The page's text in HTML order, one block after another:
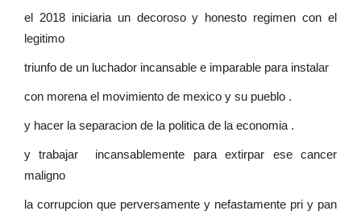
el 2018 iniciaria un decoroso y honesto regimen con el
legitimo
triunfo de un luchador incansable e imparable para instalar
con morena el movimiento de mexico y su pueblo .
y hacer la separacion de la politica de la economia .
y trabajar incansablemente para extirpar ese cancer
maligno
la corrupcion que perversamente y nefastamente pri y pan